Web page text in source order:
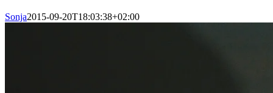
Sonja2015-09-20T18:03:38+02:00